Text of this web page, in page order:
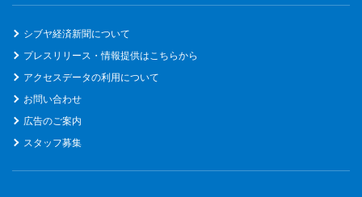
シブヤ経済新聞について
プレスリリース・情報提供はこちらから
アクセスデータの利用について
お問い合わせ
広告のご案内
スタッフ募集